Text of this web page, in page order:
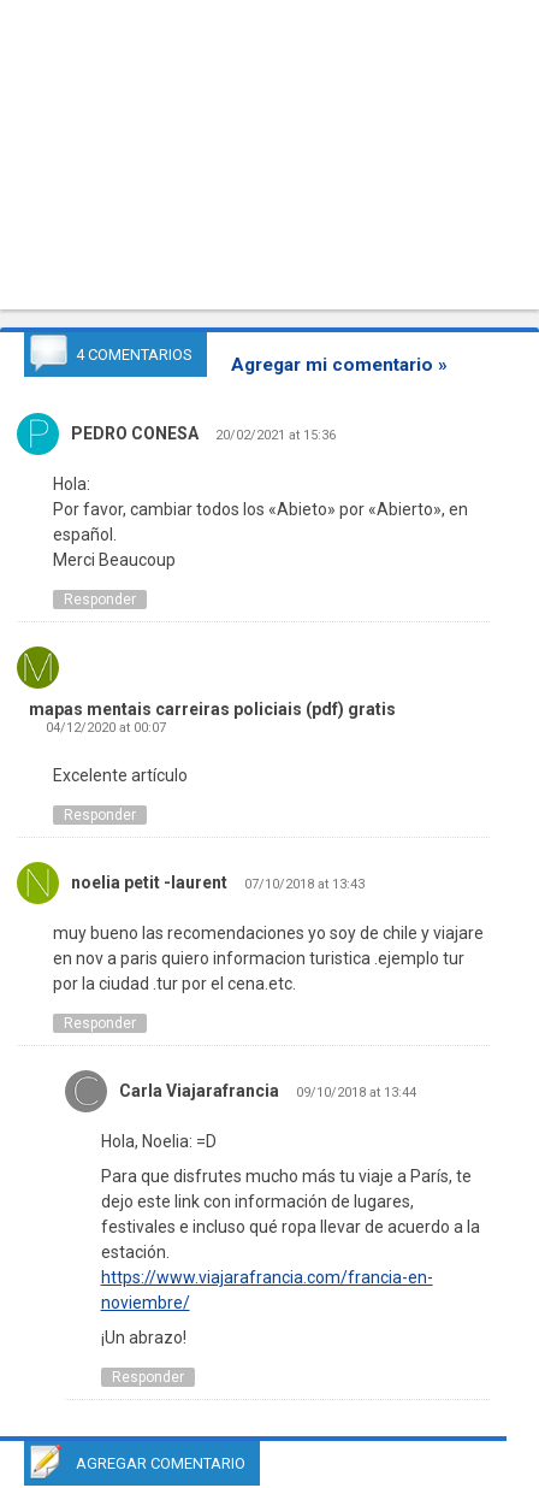
4 COMENTARIOS Agregar mi comentario »
PEDRO CONESA 20/02/2021 at 15:36
Hola:
Por favor, cambiar todos los «Abieto» por «Abierto», en
español.
Merci Beaucoup
Responder
mapas mentais carreiras policiais (pdf) gratis
04/12/2020 at 00:07
Excelente artículo
Responder
noelia petit -laurent 07/10/2018 at 13:43
muy bueno las recomendaciones yo soy de chile y viajare
en nov a paris quiero informacion turistica .ejemplo tur
por la ciudad .tur por el cena.etc.
Responder
Carla Viajarafrancia 09/10/2018 at 13:44
Hola, Noelia: =D
Para que disfrutes mucho más tu viaje a París, te
dejo este link con información de lugares,
festivales e incluso qué ropa llevar de acuerdo a la
estación.
https://www.viajarafrancia.com/francia-en-
noviembre/
¡Un abrazo!
Responder
AGREGAR COMENTARIO